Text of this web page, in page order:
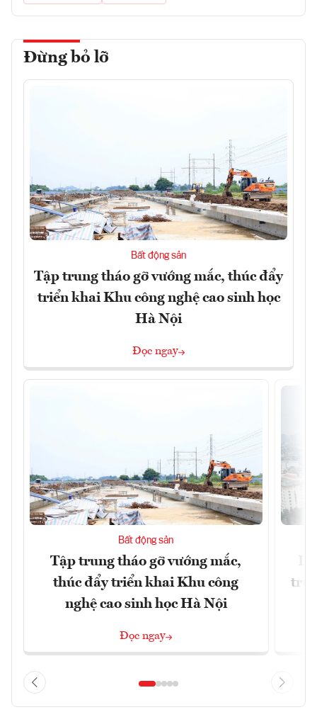
Đừng bỏ lỡ
Bất động sản
Tập trung tháo gỡ vướng mắc, thúc đẩy
triển khai Khu công nghệ cao sinh học
Hà Nội
Đọc ngay
Bất động sản
Tập trung tháo gỡ vướng mắc,
thúc đẩy triển khai Khu công
nghệ cao sinh học Hà Nội
Đọc ngay